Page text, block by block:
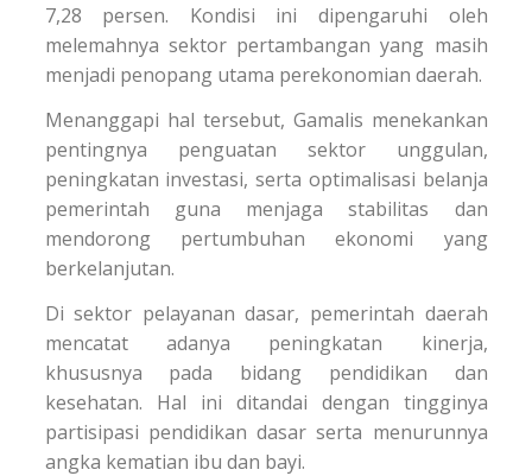
7,28 persen. Kondisi ini dipengaruhi oleh
melemahnya sektor pertambangan yang masih
menjadi penopang utama perekonomian daerah.
Menanggapi hal tersebut, Gamalis menekankan
pentingnya penguatan sektor unggulan,
peningkatan investasi, serta optimalisasi belanja
pemerintah guna menjaga stabilitas dan
mendorong pertumbuhan ekonomi yang
berkelanjutan.
Di sektor pelayanan dasar, pemerintah daerah
mencatat adanya peningkatan kinerja,
khususnya pada bidang pendidikan dan
kesehatan. Hal ini ditandai dengan tingginya
partisipasi pendidikan dasar serta menurunnya
angka kematian ibu dan bayi.